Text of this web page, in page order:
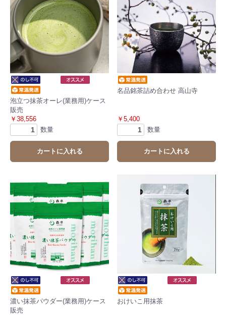
泡立つ抹茶オーレ(業務用)ケース
販売
￥38,556
数量
カートに入れる
名品銘茶詰め合わせ 高山寺
￥5,400
数量
カートに入れる
濃い抹茶パウダー(業務用)ケース
販売
おけいこ用抹茶